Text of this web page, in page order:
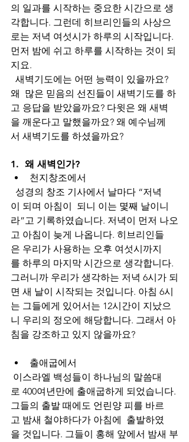
의 일과를 시작하는 중요한 시간으로 생
각합니다. 그런데 히브리인들의 사상으
로는 저녁 여섯시가 하루의 시작입니다.
먼저 밤에 쉬고 하루를 시작하는 것이 되
지요.
새벽기도에는 어떤 능력이 있을까요?
왜  많은 믿음의 선진들이 새벽기도를 하
고 응답을 받았을까요? 다윗은 왜 새벽
을 깨운다고 말했을까요? 왜 예수님께
서 새벽기도를 하셨을까요?
1.  왜 새벽인가?
천지창조에서
성경의 창조 기사에서 날마다 “저녁
이 되며 아침이  되니 이는 몇째 날이니
라”고 기록하였습니다. 저녁이 먼저 나오
고 아침이 늦게 나옵니다. 히브리인들
은 우리가 사용하는 오후 여섯시까지
를 하루의 마지막 시간으로 생각합니다.
그러니까 우리가 생각하는 저녁 6시가 되
면 새 날이 시작되는 것입니다. 아침 6시
는 그들에게 있어서는 12시간이 지났으
니 우리의 정오에 해당합니다. 그래서 아
침을 강조하고 있지 않을까요?
출애굽에서
이스라엘 백성들이 하나님의 말씀대
로 400여년만에 출애굽하게 되었습니다.
그들의 출발 때에도 언린양 피를 바르
고 밤새 철야하다가 아침에  출발하였
을 것입니다. 그들이 홍해 앞에서 밤새 부